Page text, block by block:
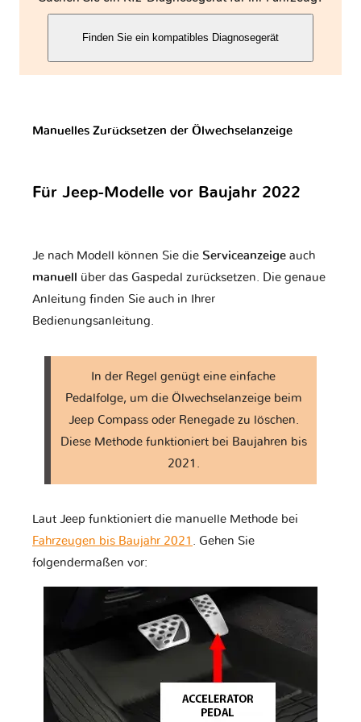
Volvo Yamaha Zaz
Finden Sie ein kompatibles Diagnosegerät
Manuelles Zurücksetzen der Ölwechselanzeige
Für Jeep-Modelle vor Baujahr 2022
Je nach Modell können Sie die Serviceanzeige auch
manuell über das Gaspedal zurücksetzen. Die genaue
Anleitung finden Sie auch in Ihrer
Bedienungsanleitung.
In der Regel genügt eine einfache
Pedalfolge, um die Ölwechselanzeige beim
Jeep Compass oder Renegade zu löschen.
Diese Methode funktioniert bei Baujahren bis
2021.
Laut Jeep funktioniert die manuelle Methode bei
Fahrzeugen bis Baujahr 2021
. Gehen Sie
folgendermaßen vor: